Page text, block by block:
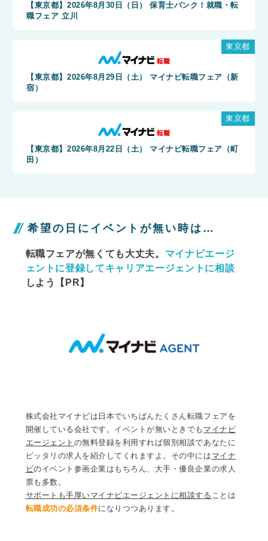
【東京都】2026年8月30日（日） 保育士バンク！就職・転
職フェア 立川
【東京都】2026年8月29日（土） マイナビ転職フェア（新
宿）
東京都
【東京都】2026年8月22日（土） マイナビ転職フェア（町
田）
東京都
希望の日にイベントが無い時は…
転職フェアが無くても大丈夫。 マイナビエージ
ェントに登録してキャリアエージェントに相談
しよう【PR】
株式会社マイナビは日本でいちばんたくさん転職フェアを
開催している会社です。イベントが無いときでも マイナビ
エージェント の無料登録を利用すれば個別相談であなたに
ピッタリの求人を紹介してくれますよ。その中には マイナ
ビのイベント参画企業はもちろん、大手・優良企業の求人
票も多数。
サポートも手厚いマイナビエージェントに相談する ことは
転職成功の必須条件になりつつあります。